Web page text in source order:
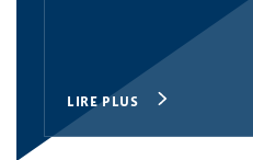
LIRE PLUS